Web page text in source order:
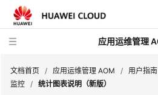
应用运维管理
文档首页 / 应用运维管理 AOM / 用户指
监控 / 统计图表说明（新版）